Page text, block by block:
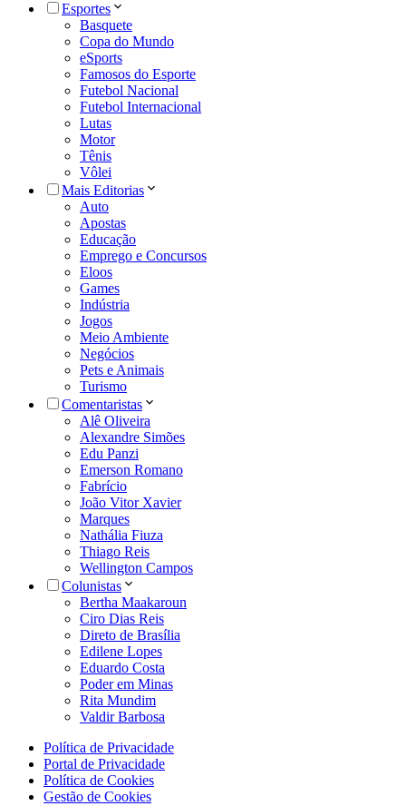
Esportes
Basquete
Copa do Mundo
eSports
Famosos do Esporte
Futebol Nacional
Futebol Internacional
Lutas
Motor
Tênis
Vôlei
Mais Editorias
Auto
Apostas
Educação
Emprego e Concursos
Eloos
Games
Indústria
Jogos
Meio Ambiente
Negócios
Pets e Animais
Turismo
Comentaristas
Alê Oliveira
Alexandre Simões
Edu Panzi
Emerson Romano
Fabrício
João Vitor Xavier
Marques
Nathália Fiuza
Thiago Reis
Wellington Campos
Colunistas
Bertha Maakaroun
Ciro Dias Reis
Direto de Brasília
Edilene Lopes
Eduardo Costa
Poder em Minas
Rita Mundim
Valdir Barbosa
Política de Privacidade
Portal de Privacidade
Política de Cookies
Gestão de Cookies